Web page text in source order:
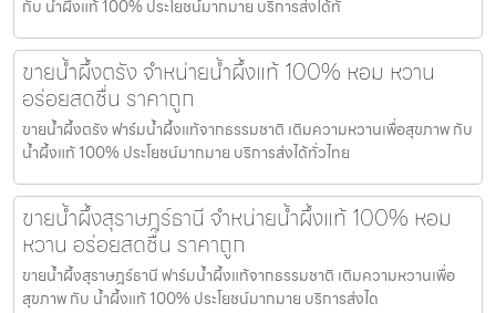
กับ น้ำผึ้งแท้ 100% ประโยชน์มากมาย บริการส่งได้ทั
ขายน้ำผึ้งตรัง จำหน่ายน้ำผึ้งแท้ 100% หอม หวาน
อร่อยสดชื่น ราคาถูก
ขายน้ำผึ้งตรัง ฟาร์มน้ำผึ้งแท้จากธรรมชาติ เติมความหวานเพื่อสุขภาพ กับ
น้ำผึ้งแท้ 100% ประโยชน์มากมาย บริการส่งได้ทั่วไทย
ขายน้ำผึ้งสุราษฎร์ธานี จำหน่ายน้ำผึ้งแท้ 100% หอม
หวาน อร่อยสดชื่น ราคาถูก
ขายน้ำผึ้งสุราษฎร์ธานี ฟาร์มน้ำผึ้งแท้จากธรรมชาติ เติมความหวานเพื่อ
สุขภาพ กับ น้ำผึ้งแท้ 100% ประโยชน์มากมาย บริการส่งได